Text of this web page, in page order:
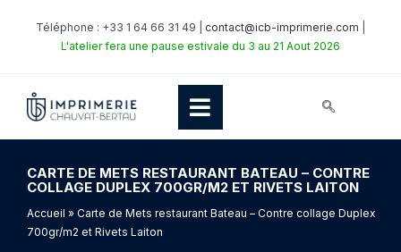
Téléphone : +33 1 64 66 31 49 | contact@icb-imprimerie.com
L'atelier fera une pause estivale du 3 au 21 Aout 2026
CARTE DE METS RESTAURANT BATEAU – CONTRE
COLLAGE DUPLEX 700GR/M2 ET RIVETS LAITON
Accueil » Carte de Mets restaurant Bateau – Contre collage Duplex
700gr/m2 et Rivets Laiton